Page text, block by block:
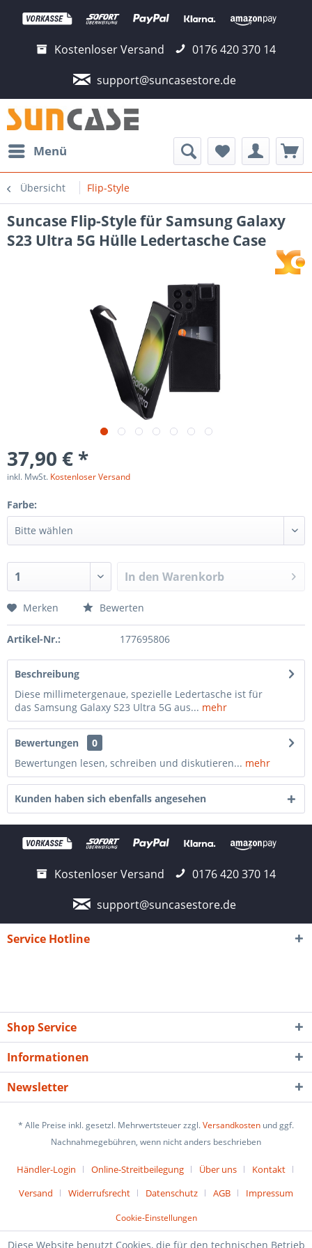
Kostenloser Versand
0176 420 370 14
support@suncasestore.de
Menü
Übersicht Flip-Style
Suncase Flip-Style für Samsung Galaxy
S23 Ultra 5G Hülle Ledertasche Case
37,90 € *
inkl. MwSt. Kostenloser Versand
Farbe:
In den Warenkorb
Merken Bewerten
Artikel-Nr.: 177695806
Beschreibung
Diese millimetergenaue, spezielle Ledertasche ist für
das Samsung Galaxy S23 Ultra 5G aus... mehr
Bewertungen
0
Bewertungen lesen, schreiben und diskutieren... mehr
Kunden haben sich ebenfalls angesehen
Kostenloser Versand
0176 420 370 14
support@suncasestore.de
Service Hotline
Shop Service
Informationen
Newsletter
* Alle Preise inkl. gesetzl. Mehrwertsteuer zzgl.Versandkosten und ggf.
Nachnahmegebühren, wenn nicht anders beschrieben
Händler-Login Online-Streitbeilegung Über uns
Kontakt
Versand
Widerrufsrecht Datenschutz AGB Impressum
Cookie-Einstellungen
Diese Website benutzt Cookies, die für den technischen Betrieb